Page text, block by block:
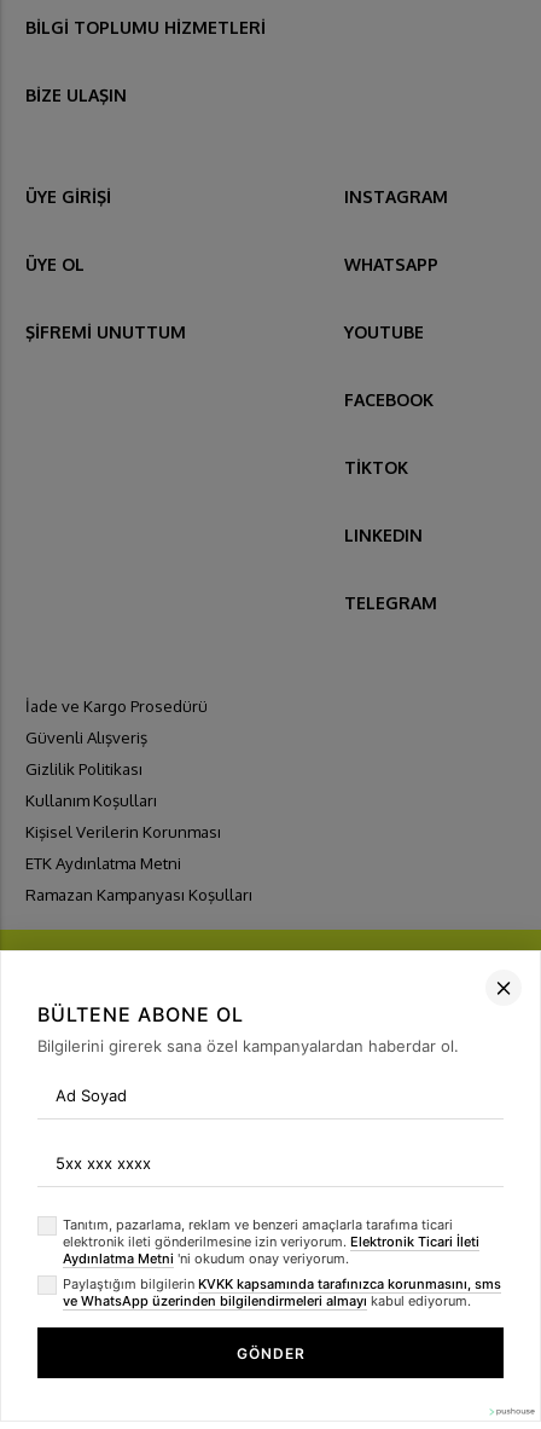
BİLGİ TOPLUMU HİZMETLERİ
BİZE ULAŞIN
ÜYE GİRİŞİ
ÜYE OL
ŞİFREMİ UNUTTUM
INSTAGRAM
WHATSAPP
YOUTUBE
FACEBOOK
TİKTOK
LINKEDIN
TELEGRAM
İade ve Kargo Prosedürü
Güvenli Alışveriş
Gizlilik Politikası
Kullanım Koşulları
Kişisel Verilerin Korunması
ETK Aydınlatma Metni
Ramazan Kampanyası Koşulları
FIRSATLARI YAKALA
Bülten Üyeliği
arrow_forward
BÜLTENE ABONE OL
Bilgilerini girerek sana özel kampanyalardan haberdar ol.
Tanıtım, pazarlama, reklam ve benzeri amaçlarla tarafıma ticari
elektronik ileti gönderilmesine izin veriyorum. Elektronik Ticari İleti
Aydınlatma Metni 'ni okudum onay veriyorum.
Paylaştığım bilgilerin KVKK kapsamında tarafınızca korunmasını, sms
ve WhatsApp üzerinden bilgilendirmeleri almayı kabul ediyorum.
GÖNDER